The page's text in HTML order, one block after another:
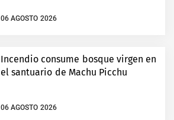
06 AGOSTO 2026
Incendio consume bosque virgen en
el santuario de Machu Picchu
06 AGOSTO 2026